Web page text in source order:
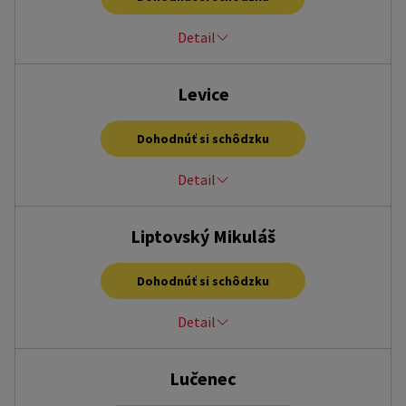
Detail
Námestie slobody 2288/25, Kysucké Nové Mesto, 02401
po – pia, 9:00 – 17:00 hod.
lenka.jurikova@homecredit.sk
+421 907 688 834
Levice
Detail
Dohodnúť si schôdzku
Sv. Michala 5 (OC Dituria), Levice, 934 01
po – ne, 9:00 – 20:00 hod.
levice@homecredit.sk
+421 33 7767486
Liptovský Mikuláš
Detail
Dohodnúť si schôdzku
OZC RGB Liptov, Kamenné pole 4449/3, Liptovský Mikuláš,
Lučenec